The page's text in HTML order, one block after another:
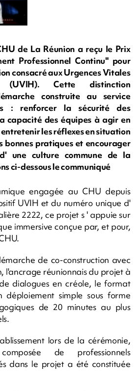
de La Réunion a reçu le Prix
Professionnel Continu" pour
consacré aux Urgences Vitales
(UVIH). Cette distinction
construite au service
: renforcer la sécurité des
capacité des équipes à agir en
les réflexes en situation
bonnes pratiques et encourager
une culture commune de la
ci-dessous le communiqué
engagée au CHU depuis
UVIH et du numéro unique d'
2222, ce projet s ' appuie sur
immersive conçue par, et pour,
de co-construction avec
l'ancrage réunionnais du projet à
dialogues en créole, le format
simple sous forme
de 20 minutes au plus
lors de la cérémonie,
de professionnels
dans le projet a été constituée